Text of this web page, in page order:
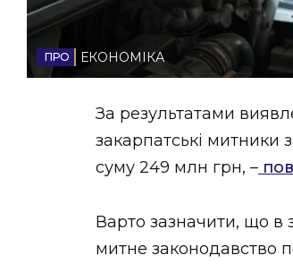
ВІДЕО
ЕКОНОМІКА
За результатами
закарпатські
суму 249 млн грн, –
Варто зазначити, що в
митне законодавство